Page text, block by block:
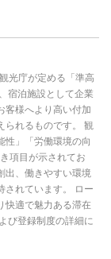
光庁が定める「準高
宿泊施設として企業
客様へより高い付加
られるものです。 観
性」「労働環境の向
項目が示されてお
出、働きやすい環境
されています。 ロー
快適で魅力ある滞在
び登録制度の詳細に